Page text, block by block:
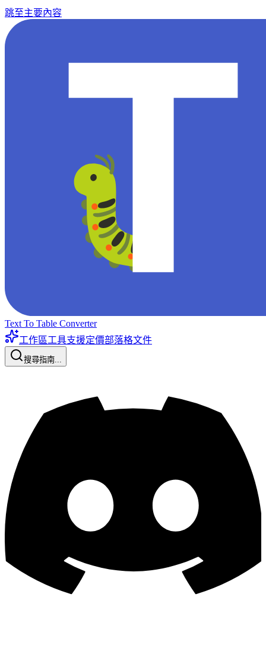
跳至主要內容
Text To Table Converter
工作區工具支援定價部落格文件
搜尋指南...